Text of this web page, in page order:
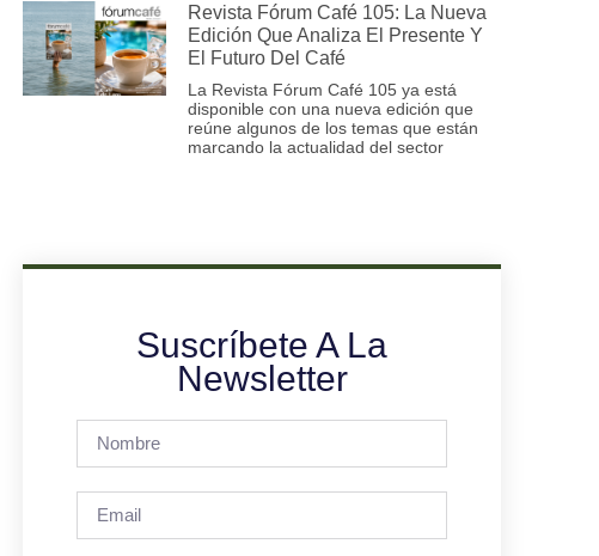
Revista Fórum Café 105: La Nueva
Edición Que Analiza El Presente Y
El Futuro Del Café
La Revista Fórum Café 105 ya está
disponible con una nueva edición que
reúne algunos de los temas que están
marcando la actualidad del sector
Suscríbete A La
Newsletter